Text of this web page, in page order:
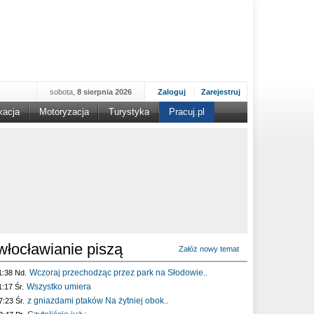
Zaloguj Zarejestruj
sobota, 8 sierpnia 2026
Motoryzacja Turystyka Pracuj.pl
piszą Załóż nowy temat
Nd. Wczoraj przechodząc przez park na Słodowie..
Śr. Wszystko umiera
Śr. z gniazdami ptaków Na żytniej obok..